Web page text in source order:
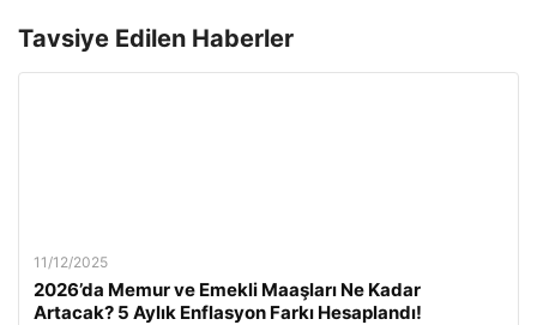
Tavsiye Edilen Haberler
11/12/2025
2026’da Memur ve Emekli Maaşları Ne Kadar
Artacak? 5 Aylık Enflasyon Farkı Hesaplandı!